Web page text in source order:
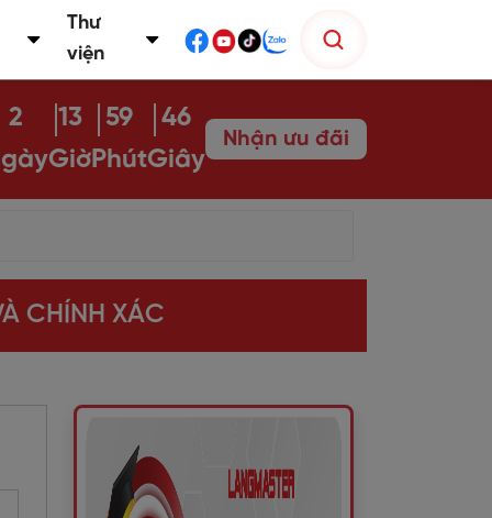
Thư
viện
2
13
Giờ
59
Phút
45
Giây
Nhận ưu đãi
CHÍNH XÁC